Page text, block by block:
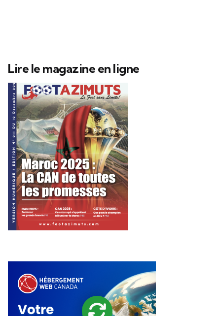
Lire le magazine en ligne